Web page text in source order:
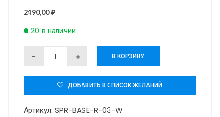
2490,00₽
20 в наличии
Количество
Универсальное
крепление
Maytoni
В КОРЗИНУ
ДОБАВИТЬ В СПИСОК ЖЕЛАНИЙ
Артикул: SPR-BASE-R-03-W